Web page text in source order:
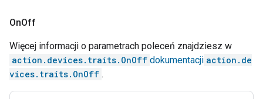
OnOff
Więcej informacji o parametrach poleceń znajdziesz w
action.devices.traits.OnOff dokumentacji action.de
vices.traits.OnOff .